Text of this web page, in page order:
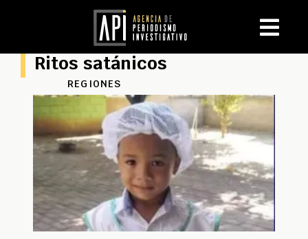
Ritos satánicos
REGIONES